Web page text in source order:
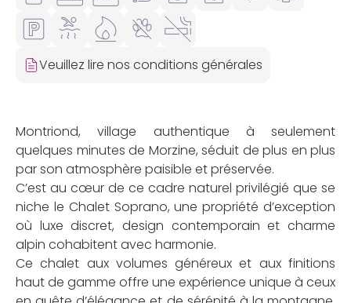
Veuillez lire nos conditions générales
Montriond, village authentique à seulement
quelques minutes de Morzine, séduit de plus en plus
par son atmosphère paisible et préservée.
C’est au cœur de ce cadre naturel privilégié que se
niche le Chalet Soprano, une propriété d’exception
où luxe discret, design contemporain et charme
alpin cohabitent avec harmonie.
Ce chalet aux volumes généreux et aux finitions
haut de gamme offre une expérience unique à ceux